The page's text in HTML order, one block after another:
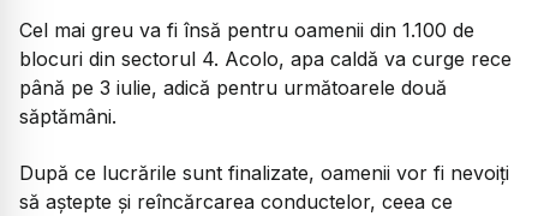
Cel mai greu va fi însă pentru oamenii din 1.100 de
blocuri din sectorul 4. Acolo, apa caldă va curge rece
până pe 3 iulie, adică pentru următoarele două
săptămâni.
După ce lucrările sunt finalizate, oamenii vor fi nevoiți
să aștepte și reîncărcarea conductelor, ceea ce